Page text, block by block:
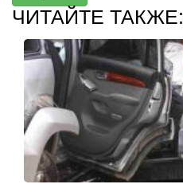
ЧИТАЙТЕ ТАКЖЕ: